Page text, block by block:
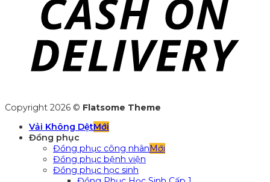
Copyright 2026 © Flatsome Theme
Vải Không Dệt
Đồng phục
Đồng phục công nhân
Đồng phục bệnh viện
Đồng phục học sinh